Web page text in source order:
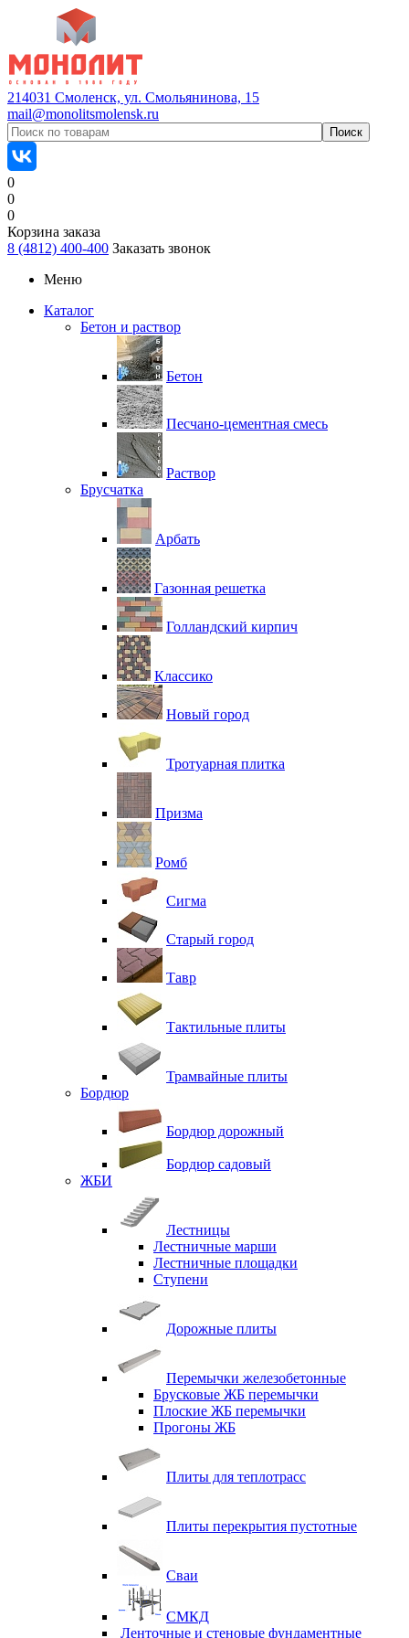
214031 Смоленск, ул. Смольянинова, 15
mail@monolitsmolensk.ru
0
0
0
Корзина заказа
8 (4812) 400-400 Заказать звонок
Меню
Каталог
Бетон и раствор
Бетон
Песчано-цементная смесь
Раствор
Брусчатка
Арбать
Газонная решетка
Голландский кирпич
Классико
Новый город
Тротуарная плитка
Призма
Ромб
Сигма
Старый город
Тавр
Тактильные плиты
Трамвайные плиты
Бордюр
Бордюр дорожный
Бордюр садовый
ЖБИ
Лестницы
Лестничные марши
Лестничные площадки
Ступени
Дорожные плиты
Перемычки железобетонные
Брусковые ЖБ перемычки
Плоские ЖБ перемычки
Прогоны ЖБ
Плиты для теплотрасс
Плиты перекрытия пустотные
Сваи
СМКД
Ленточные и стеновые фундаментные